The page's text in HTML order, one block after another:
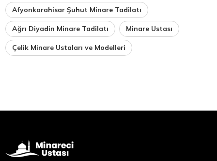
Afyonkarahisar Şuhut Minare Tadilatı
Ağrı Diyadin Minare Tadilatı Minare Ustası
Çelik Minare Ustaları ve Modelleri